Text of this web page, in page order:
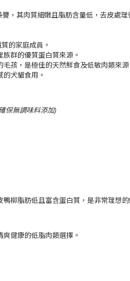
，其肉質細嫩且脂肪含量低，去皮處
的家庭成員。
群的優質蛋白質來源。
孩，是極佳的天然鮮食及低敏肉類來源
犬貓食用。
保無調味料添加)
柳脂肪低且富含蛋白質，是非常理想的
健康的低脂肉類選擇。